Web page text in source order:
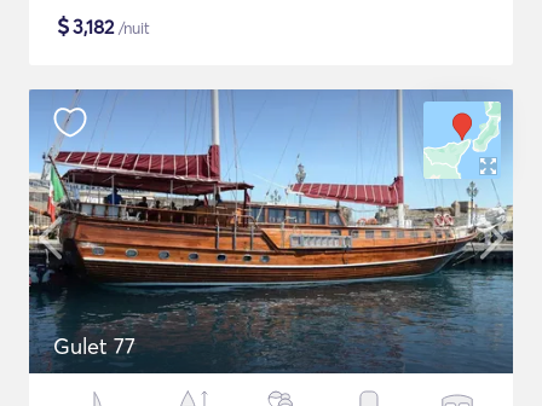
$3,182/nuit
Gulet 77